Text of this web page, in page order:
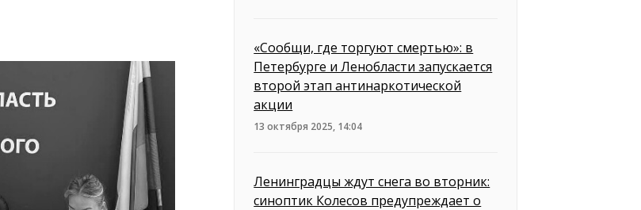
«Сообщи, где торгуют смертью»: в
Петербурге и Ленобласти запускается
второй этап антинаркотической
акции
13 октября 2025, 14:04
Ленинградцы ждут снега во вторник:
синоптик Колесов предупреждает о